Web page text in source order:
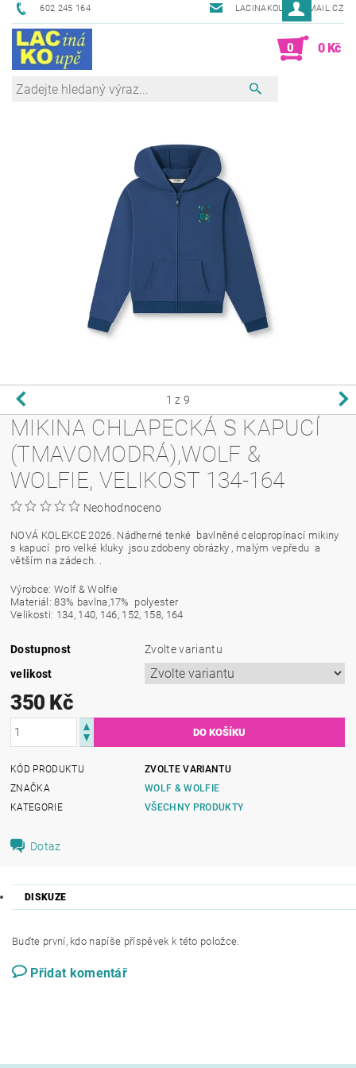
602 245 164 LACINAKOUPE@EMAIL.CZ
0 0 Kč
1 z 9
MIKINA CHLAPECKÁ S KAPUCÍ
(TMAVOMODRÁ),WOLF &
WOLFIE, VELIKOST 134-164
Neohodnoceno
NOVÁ KOLEKCE 2026. Nádherné tenké bavlněné celopropínací mikiny
s kapucí pro velké kluky jsou zdobeny obrázky , malým vepředu a
větším na zádech. .
Výrobce: Wolf & Wolfie
Materiál: 83% bavlna,17% polyester
Velikosti: 134, 140, 146, 152, 158, 164
Dostupnost
Zvolte variantu
velikost
350 Kč
KÓD PRODUKTU
ZVOLTE VARIANTU
ZNAČKA
WOLF & WOLFIE
KATEGORIE
VŠECHNY PRODUKTY
Dotaz
DISKUZE
Buďte první, kdo napíše příspěvek k této položce.
Přidat komentář